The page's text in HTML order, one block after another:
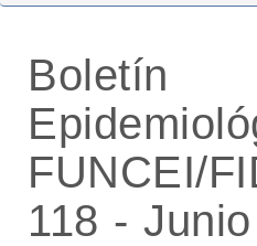
Boletín
FUNCEI/
118 -